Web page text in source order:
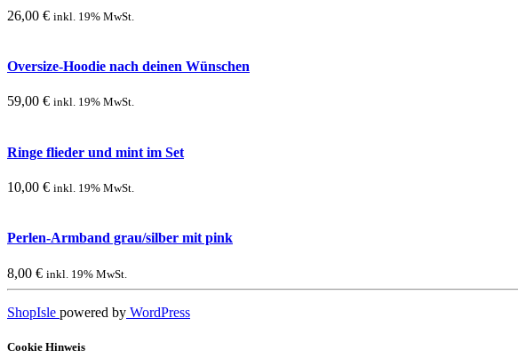
26,00 € inkl. 19% MwSt.
Oversize-Hoodie nach deinen Wünschen
59,00 € inkl. 19% MwSt.
Ringe flieder und mint im Set
10,00 € inkl. 19% MwSt.
Perlen-Armband grau/silber mit pink
8,00 € inkl. 19% MwSt.
ShopIsle powered by WordPress
Cookie Hinweis